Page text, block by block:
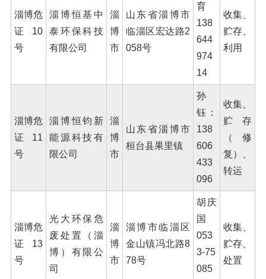
淄博危
证10
号
淄博恒基中
泰环保科技
有限公司
淄
博
市
山东省淄博市
临淄区宏达路2
058号
育
138
644
974
14
收集、
贮存、
利用
淄博危
证11
号
淄博恒钧新
能源科技有
限公司
淄
博
市
山东省淄博市
桓台县果里镇
孙
钰：
138
606
433
096
收集、
贮存
（修
复）、
转运
淄博危
证13
号
光大环保危
废处置（淄
博）有限公
司
淄
博
市
淄博市临淄区
金山镇冯北路8
78号
胡庆
国
053
3-75
085
收集、
贮存、
处置